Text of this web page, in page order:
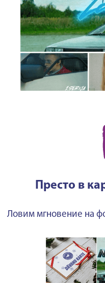
Престо в
Ловим мгновение на